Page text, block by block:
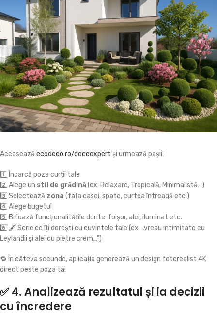
Accesează ecodeco.ro/decoexpert și urmează pașii:
1️⃣ Încarcă poza curții tale
2️⃣ Alege un stil de grădină(ex: Relaxare, Tropicală, Minimalistă…)
3️⃣ Selectează zona (fața casei, spate, curtea întreagă etc.)
4️⃣ Alege bugetul
5️⃣ Bifează funcționalitățile dorite: foișor, alei, iluminat etc.
6️⃣ 🖋 Scrie ce îți dorești cu cuvintele tale (ex: „vreau intimitate cu
Leylandii și alei cu pietre crem…”)
🔁 În câteva secunde, aplicația generează un design fotorealist 4K
direct peste poza ta!
✅ 4. Analizează rezultatul și ia decizii
cu încredere